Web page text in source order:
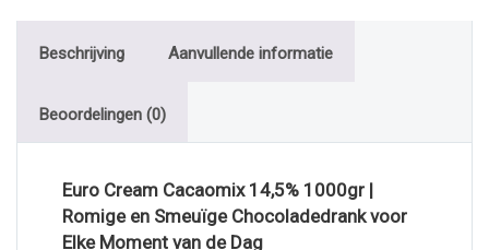
Beschrijving Aanvullende informatie
Beoordelingen (0)
Euro Cream Cacaomix 14,5% 1000gr |
Romige en Smeuïge Chocoladedrank voor
Elke Moment van de Dag